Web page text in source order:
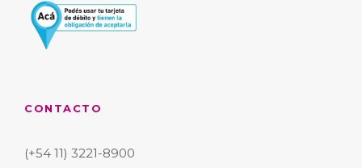
CONTACTO
(+54 11) 3221-8900